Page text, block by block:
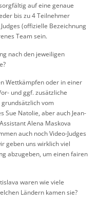
auf eine genaue
bis zu 4 Teilnehmer
(offizielle Bezeichnung
Team sein.
nach den jeweiligen
Wettkämpfen oder in einer
und ggf. zusätzliche
vom
Sue Natolie, aber auch Jean-
Alena Maskova
auch noch Video-Judges
geben uns wirklich viel
abzugeben, um einen fairen
waren wie viele
Ländern kamen sie?